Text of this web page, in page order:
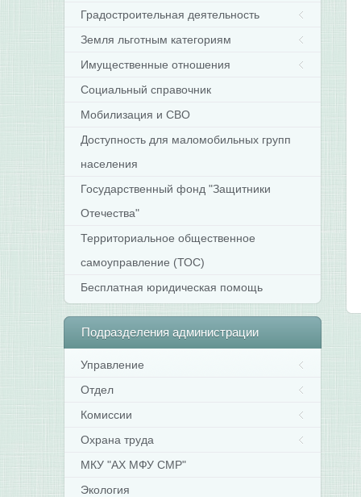
Градостроительная деятельность
Земля льготным категориям
Имущественные отношения
Социальный справочник
Мобилизация и СВО
Доступность для маломобильных групп
населения
Государственный фонд "Защитники
Отечества"
Территориальное общественное
самоуправление (ТОС)
Бесплатная юридическая помощь
Подразделения администрации
Управление
Отдел
Комиссии
Охрана труда
МКУ "АХ МФУ СМР"
Экология